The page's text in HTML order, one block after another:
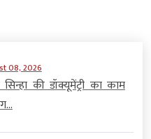
08, 2026
सिन्हा की डॉक्यूमेंट्री का काम